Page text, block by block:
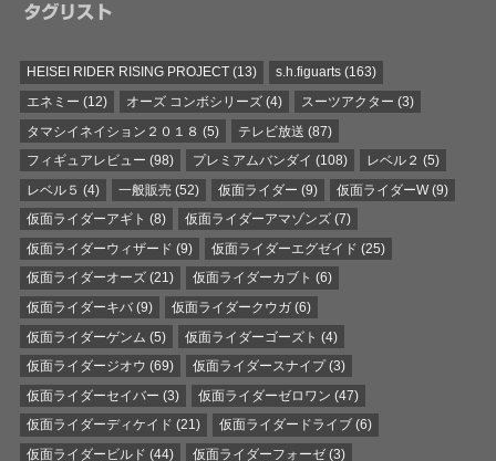
タグリスト
HEISEI RIDER RISING PROJECT(13) s.h.figuarts (163)
エネミー (12) オーズ コンボシリーズ (4) スーツアクター (3)
タマシイネイション２０１８ (5) テレビ放送 (87)
フィギュアレビュー (98) プレミアムバンダイ (108) レベル２ (5)
レベル５ (4) 一般販売 (52) 仮面ライダー (9) 仮面ライダーW(9)
仮面ライダーアギト (8) 仮面ライダーアマゾンズ (7)
仮面ライダーウィザード (9) 仮面ライダーエグゼイド (25)
仮面ライダーオーズ(21) 仮面ライダーカブト (6)
仮面ライダーキバ(9) 仮面ライダークウガ (6)
仮面ライダーゲンム (5) 仮面ライダーゴーズト (4)
仮面ライダージオウ (69) 仮面ライダースナイプ(3)
仮面ライダーセイバー (3) 仮面ライダーゼロワン (47)
仮面ライダーディケイド (21) 仮面ライダードライブ (6)
仮面ライダービルド (44) 仮面ライダーフォーゼ (3)